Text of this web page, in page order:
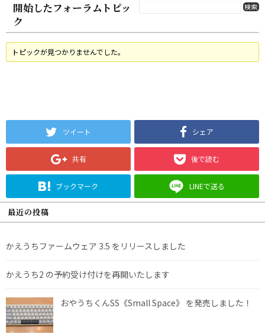
開始したフォーラムトピッ
ク
トピックが見つかりませんでした。
ツイート シェア
共有 後で読む
ブックマーク LINEで送る
最近の投稿
かえうちファームウェア 3.5 をリリースしました
かえうち2 の予約受け付けを再開いたします
おやうちくんSS《Small Space》 を発売しました！